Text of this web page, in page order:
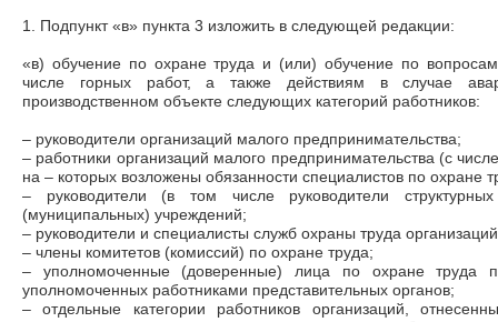
1. Подпункт «в» пункта 3 изложить в следующей редакции:
«в) обучение по охране труда и (или) обучение по
числе горных работ, а также действиям в случае
производственном объекте следующих категорий работников:
– руководители организаций малого предпринимательства;
– работники организаций малого предпринимательства (с
на – которых возложены обязанности специалистов по охране
– руководители (в том числе руководители структурных
(муниципальных) учреждений;
– руководители и специалисты служб охраны труда
– члены комитетов (комиссий) по охране труда;
– уполномоченные (доверенные) лица по охране труда
уполномоченных работниками представительных органов;
– отдельные категории работников организаций,